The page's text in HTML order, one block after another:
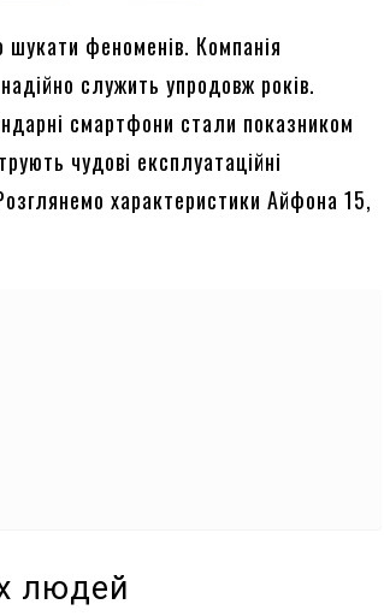
шукати феноменів. Компанія
служить упродовж років.
смартфони стали показником
чудові експлуатаційні
характеристики Айфона 15,
людей